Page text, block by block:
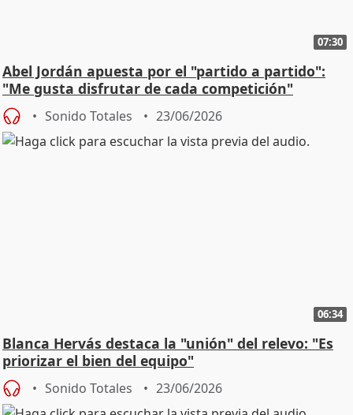
07:30
Abel Jordán apuesta por el "partido a partido":
"Me gusta disfrutar de cada competición"
Sonido Totales 23/06/2026
06:34
Blanca Hervás destaca la "unión" del relevo: "Es
priorizar el bien del equipo"
Sonido Totales 23/06/2026